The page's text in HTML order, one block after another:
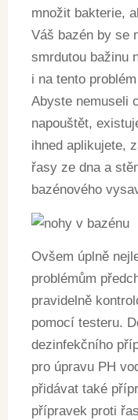
množit bakterie,
Váš bazén by se
smrdutou bažinu
i na tento
Abyste nemuseli
napouštět,
ihned aplikujete,
řasy ze dna a
bazénového
Ovšem úplně
problémům
pravidelně
pomocí testeru.
dezinfekčního
pro úpravu PH
přidávat také
přípravek proti